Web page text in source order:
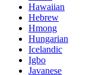
Hawaiian
Hebrew
Hmong
Hungarian
Icelandic
Igbo
Javanese